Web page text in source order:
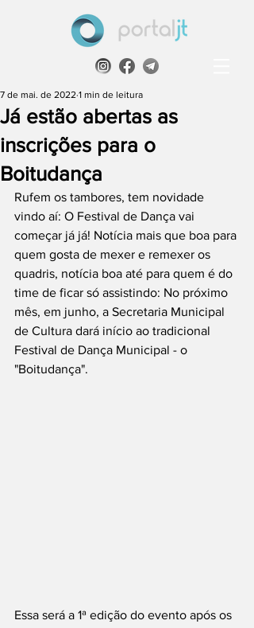
Já estão abertas as
inscrições para o
Boitudança
7 de mai. de 2022 1 min de leitura
Rufem os tambores, tem novidade
vindo aí: O Festival de Dança vai
começar já já! Notícia mais que boa para
quem gosta de mexer e remexer os
quadris, notícia boa até para quem é do
time de ficar só assistindo: No próximo
mês, em junho, a Secretaria Municipal
de Cultura dará início ao tradicional
Festival de Dança Municipal - o
"Boitudança".
Essa será a 1ª edição do evento após os